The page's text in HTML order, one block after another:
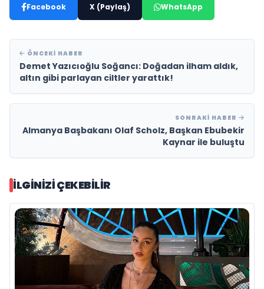
Facebook X (Paylaş) WhatsApp
ÖNCEKI HABER
Demet Yazıcıoğlu Soğancı: Doğadan ilham aldık,
altın gibi parlayan ciltler yarattık!
SONRAKI HABER
Almanya Başbakanı Olaf Scholz, Başkan Ebubekir
Kaynar ile buluştu
İLGINIZI ÇEKEBILIR